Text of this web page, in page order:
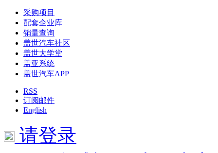
采购项目
配套企业库
销量查询
盖世汽车社区
盖世大学堂
盖亚系统
盖世汽车APP
RSS
订阅邮件
English
请登录